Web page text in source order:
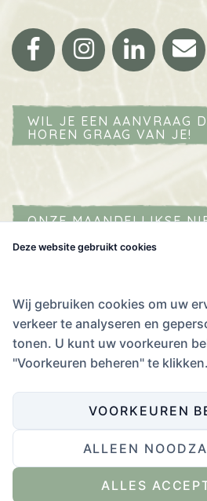
Facebook
Instagram
LinkedIn
WIL JE EEN AANVRAAG
HOREN GRAAG VAN JE!
ONZE MAANDELIJKSE
stem
in
Ik stem in met hetPrivacybeleid.
Website ontwikkeling door
Deze website gebruikt cookies
Wij gebruiken cookies om uw
verkeer te analyseren en
tonen. U kunt uw voorkeuren
"Voorkeuren beheren" te klikken.
VOORKEUREN
ALLEEN
ALLES